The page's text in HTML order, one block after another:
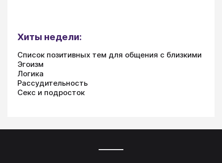
Хиты недели:
Список позитивных тем для общения с близкими
Эгоизм
Логика
Рассудительность
Секс и подросток